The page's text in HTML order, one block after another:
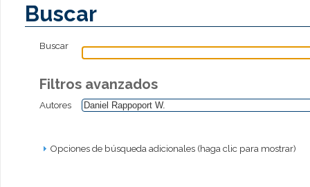
Buscar
Buscar
Filtros avanzados
Autores
Opciones de búsqueda adicionales (haga clic para mostrar)